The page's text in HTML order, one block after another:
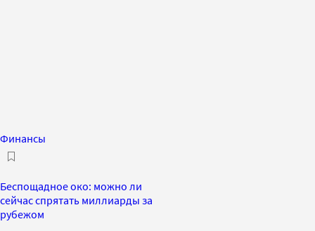
Финансы
Беспощадное око: можно ли
сейчас спрятать миллиарды за
рубежом